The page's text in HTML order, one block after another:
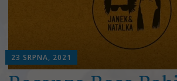
23 SRPNA, 2021